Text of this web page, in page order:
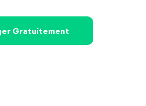
Gratuitement